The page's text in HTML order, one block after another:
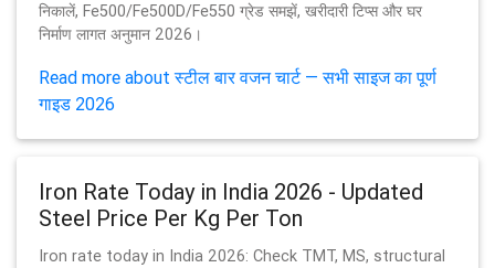
निकालें, Fe500/Fe500D/Fe550 ग्रेड समझें, खरीदारी टिप्स और घर
निर्माण लागत अनुमान 2026।
Read more about स्टील बार वजन चार्ट — सभी साइज का पूर्ण
गाइड 2026
Iron Rate Today in India 2026 - Updated
Steel Price Per Kg Per Ton
Iron rate today in India 2026: Check TMT, MS, structural